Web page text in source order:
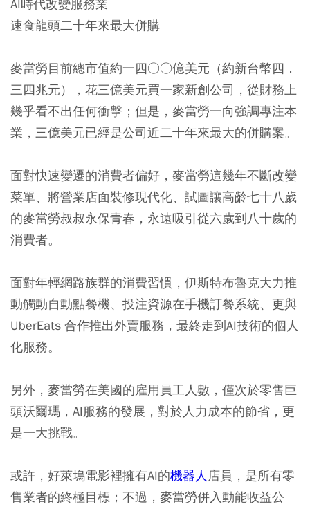
AI時代改變服務業
速食龍頭二十年來最大併購
麥當勞目前總市值約一四○○億美元（約新台幣四．
三四兆元），花三億美元買一家新創公司，從財務上
幾乎看不出任何衝擊；但是，麥當勞一向強調專注本
業，三億美元已經是公司近二十年來最大的併購案。
面對快速變遷的消費者偏好，麥當勞這幾年不斷改變
菜單、將營業店面裝修現代化、試圖讓高齡七十八歲
的麥當勞叔叔永保青春，永遠吸引從六歲到八十歲的
消費者。
面對年輕網路族群的消費習慣，伊斯特布魯克大力推
動觸動自動點餐機、投注資源在手機訂餐系統、更與
UberEats 合作推出外賣服務，最終走到AI技術的個人
化服務。
另外，麥當勞在美國的雇用員工人數，僅次於零售巨
頭沃爾瑪，AI服務的發展，對於人力成本的節省，更
是一大挑戰。
或許，好萊塢電影裡擁有AI的機器人 店員，是所有零
售業者的終極目標；不過，麥當勞併入動能收益公